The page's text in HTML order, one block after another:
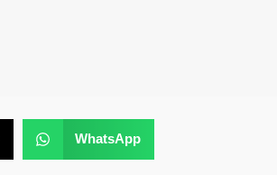
WhatsApp